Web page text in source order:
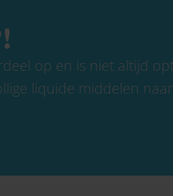
op en is niet altijd
liquide middelen